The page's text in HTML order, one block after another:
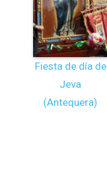
Fiesta de día de
Jeva
(Antequera)